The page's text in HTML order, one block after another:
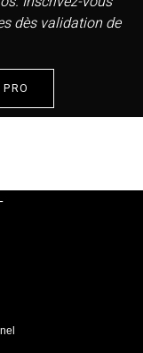
dès validation de